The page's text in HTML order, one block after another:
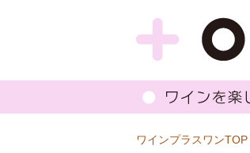
ワインプラスワンTOP